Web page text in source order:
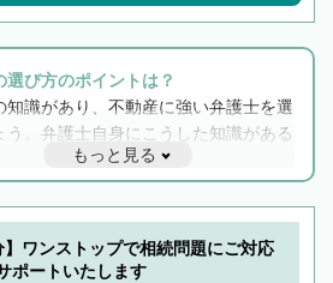
選び方のポイントは？
知識があり、不動産に強い弁護士を選
う。弁護士自身にこうした知識がある
との連携もスムーズに進み、トラブル
ならず相続をトータルで任せることが
。また、相続は感情がからむ分野なの
リングも重要です。実際に電話や面談
弁護士と会話をしてウマが合う方に依
もっと見る
】ワンストップで相続問題にご対応
ポートいたします